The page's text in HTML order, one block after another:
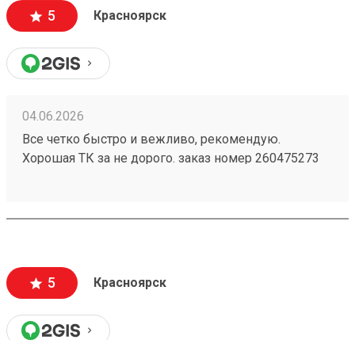
5 Красноярск
04.06.2026
Все четко быстро и вежливо, рекомендую.
Хорошая ТК за не дорого. заказ номер 260475273
5 Красноярск